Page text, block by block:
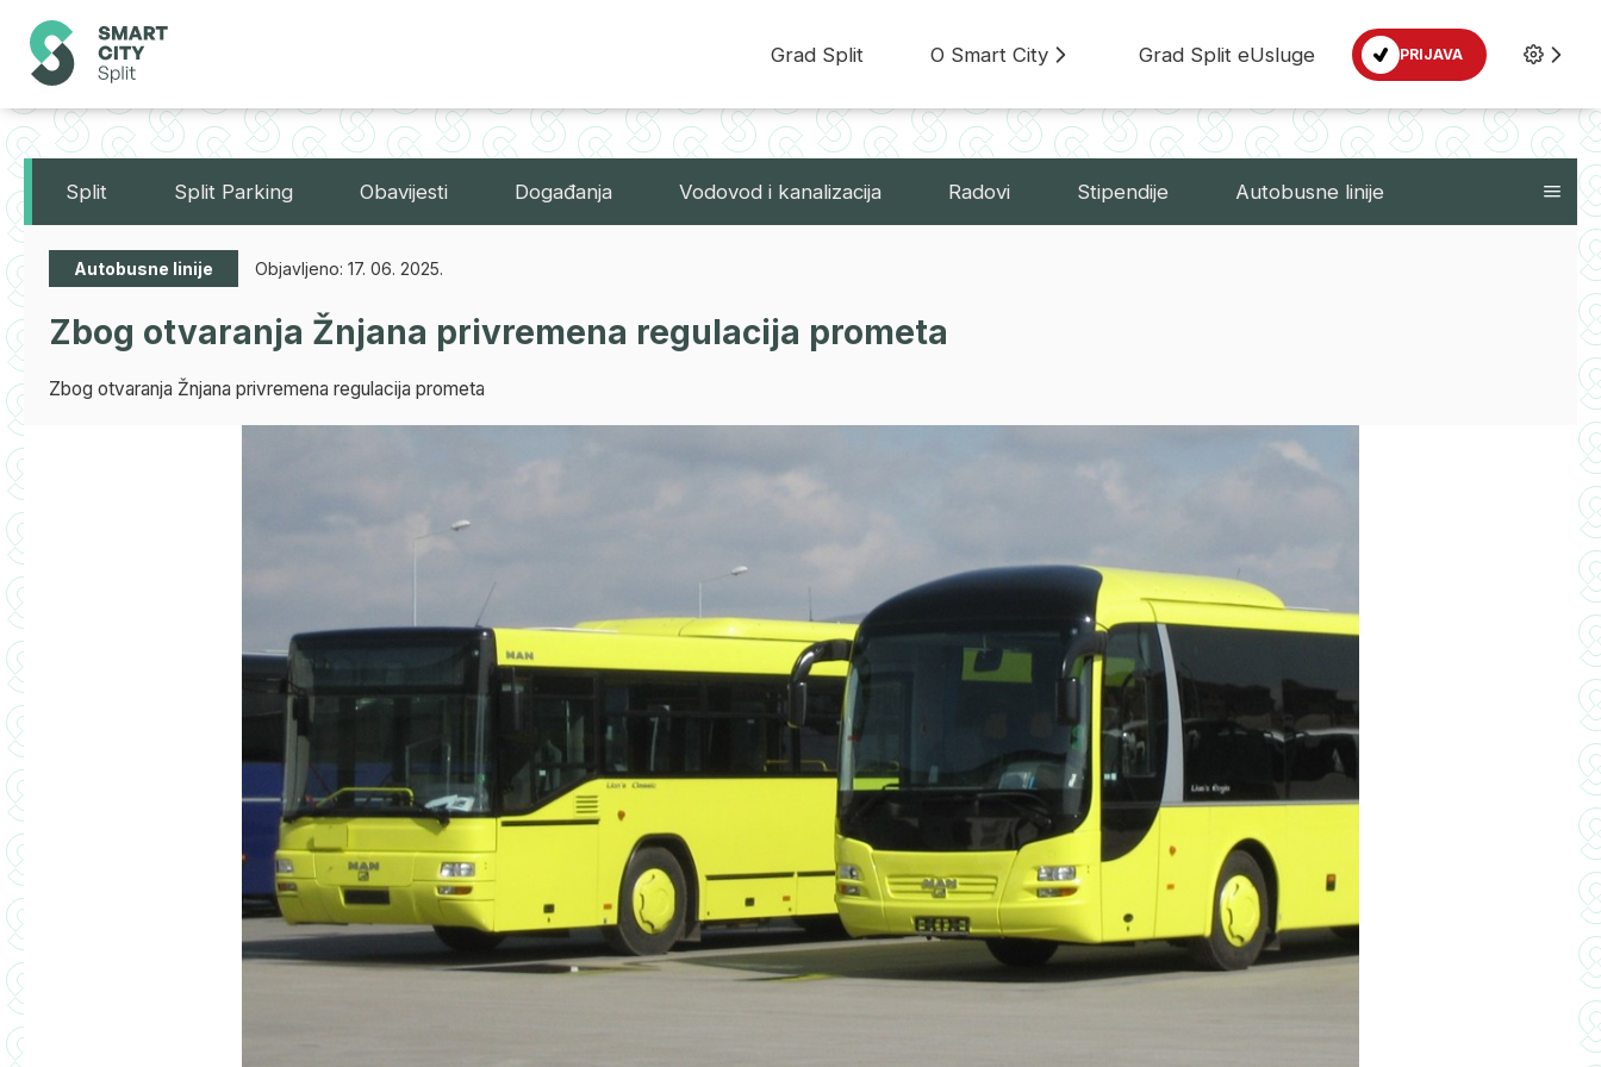
Grad Split O Smart City Grad Split eUsluge PRIJAVA
Split Split Parking Obavijesti Događanja Vodovod i kanalizacija Radovi Stipendije Autobusne linije
Autobusne linije Objavljeno: 17. 06. 2025.
Zbog otvaranja Žnjana privremena regulacija prometa
Zbog otvaranja Žnjana privremena regulacija prometa